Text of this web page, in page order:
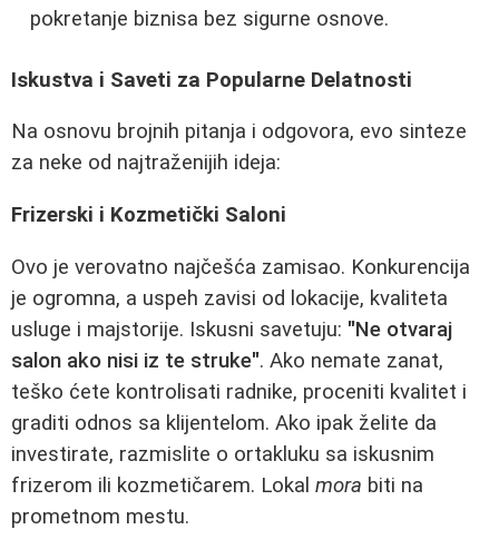
pokretanje biznisa bez sigurne osnove.
Iskustva i Saveti za Popularne Delatnosti
Na osnovu brojnih pitanja i odgovora, evo sinteze
za neke od najtraženijih ideja:
Frizerski i Kozmetički Saloni
Ovo je verovatno najčešća zamisao. Konkurencija
je ogromna, a uspeh zavisi od lokacije, kvaliteta
usluge i majstorije. Iskusni savetuju: "Ne otvaraj
salon ako nisi iz te struke". Ako nemate zanat,
teško ćete kontrolisati radnike, proceniti kvalitet i
graditi odnos sa klijentelom. Ako ipak želite da
investirate, razmislite o ortakluku sa iskusnim
frizerom ili kozmetičarem. Lokal mora biti na
prometnom mestu.